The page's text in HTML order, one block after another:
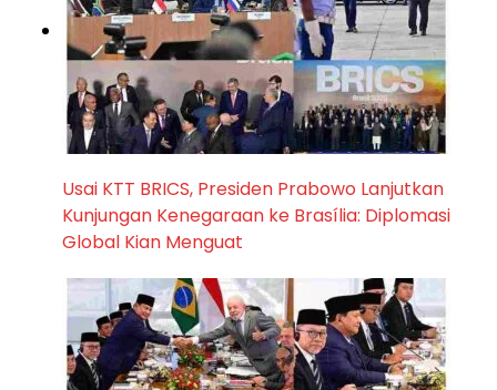
Usai KTT BRICS, Presiden Prabowo Lanjutkan
Kunjungan Kenegaraan ke Brasília: Diplomasi
Global Kian Menguat